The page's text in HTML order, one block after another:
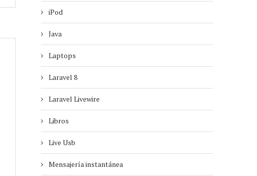
iPod
Java
Laptops
Laravel 8
Laravel Livewire
Libros
Live Usb
Mensajería instantánea